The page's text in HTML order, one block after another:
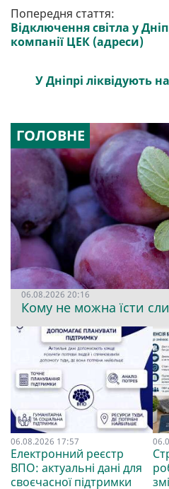
Попередня стаття:
Відключення світла у
компанії ЦЕК (адреси)
У Дніпрі ліквідують
ГОЛОВНЕ
06.08.2026 20:16
Кому не можна їсти
06.08.2026 17:57
Електронний реєстр
ВПО: актуальні дані для
своєчасної підтримки